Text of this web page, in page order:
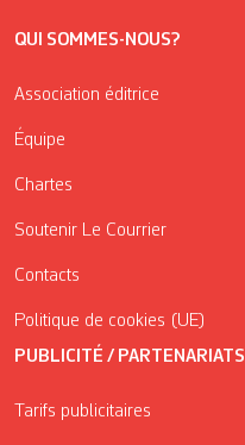
QUI SOMMES-NOUS?
Association éditrice
Équipe
Chartes
Soutenir Le Courrier
Contacts
Politique de cookies (UE)
PUBLICITÉ / PARTENARIATS
Tarifs publicitaires